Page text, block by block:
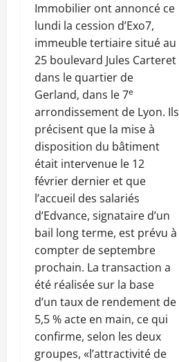
Immobilier ont annoncé ce
lundi la cession d’Exo7,
immeuble tertiaire situé au
25 boulevard Jules Carteret
dans le quartier de
Gerland, dans le 7e
arrondissement de Lyon. Ils
précisent que la mise à
disposition du bâtiment
était intervenue le 12
février dernier et que
l’accueil des salariés
d’Edvance, signataire d’un
bail long terme, est prévu à
compter de septembre
prochain. La transaction a
été réalisée sur la base
d’un taux de rendement de
5,5 % acte en main, ce qui
confirme, selon les deux
groupes, «l’attractivité de